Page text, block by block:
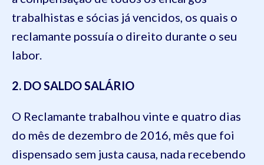
trabalhistas e sócias já vencidos, os quais o
reclamante possuía o direito durante o seu
labor.
2. DO SALDO SALÁRIO
O Reclamante trabalhou vinte e quatro dias
do mês de dezembro de 2016, mês que foi
dispensado sem justa causa, nada recebendo